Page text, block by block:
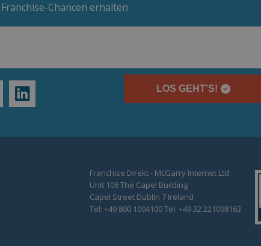
Chancen erhalten
LOS GEHT’S!
linkedin
Franchise Direkt - McGarry Internet Ltd
Unit 106 The Capel Building
Capel Street Dublin 7 Ireland
Tel: +49 800 1004100 Tel: +49 32 221098163